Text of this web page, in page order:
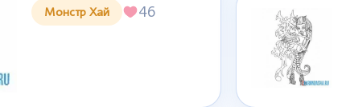
Монстр Хай 46